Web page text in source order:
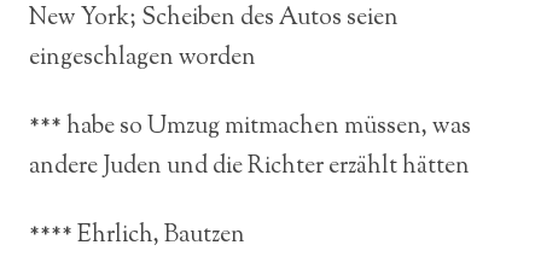
New York; Scheiben des Autos seien
eingeschlagen worden
*** habe so Umzug mitmachen müssen, was
andere Juden und die Richter erzählt hätten
**** Ehrlich, Bautzen